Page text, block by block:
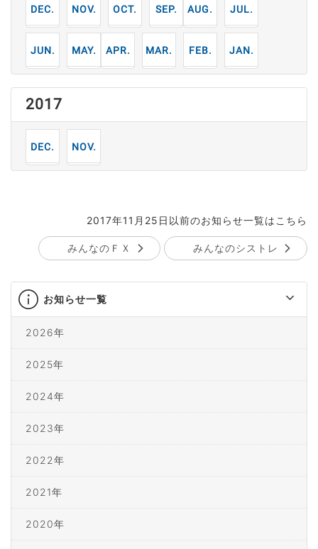
12月 11月 10月 9月 8月 7月
6月 5月 4月 3月 2月 1月
2017
12月 11月
2017年11月25日以前のお知らせ一覧はこちら
みんなのＦＸ みんなのシストレ
お知らせ一覧
2026年
2025年
2024年
2023年
2022年
2021年
2020年